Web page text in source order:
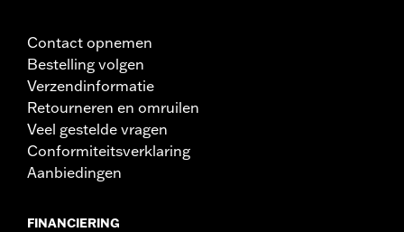
Contact opnemen
Bestelling volgen
Verzendinformatie
Retourneren en omruilen
Veel gestelde vragen
Conformiteitsverklaring
Aanbiedingen
FINANCIERING